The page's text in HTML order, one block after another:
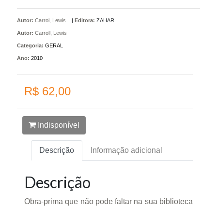
Autor: Carrol, Lewis
Autor: Carroll, Lewis
Editora: ZAHAR
Categoria: GERAL
Ano: 2010
R$ 62,00
Indisponível
Descrição Informação adicional
Descrição
Obra-prima que não pode faltar na sua biblioteca